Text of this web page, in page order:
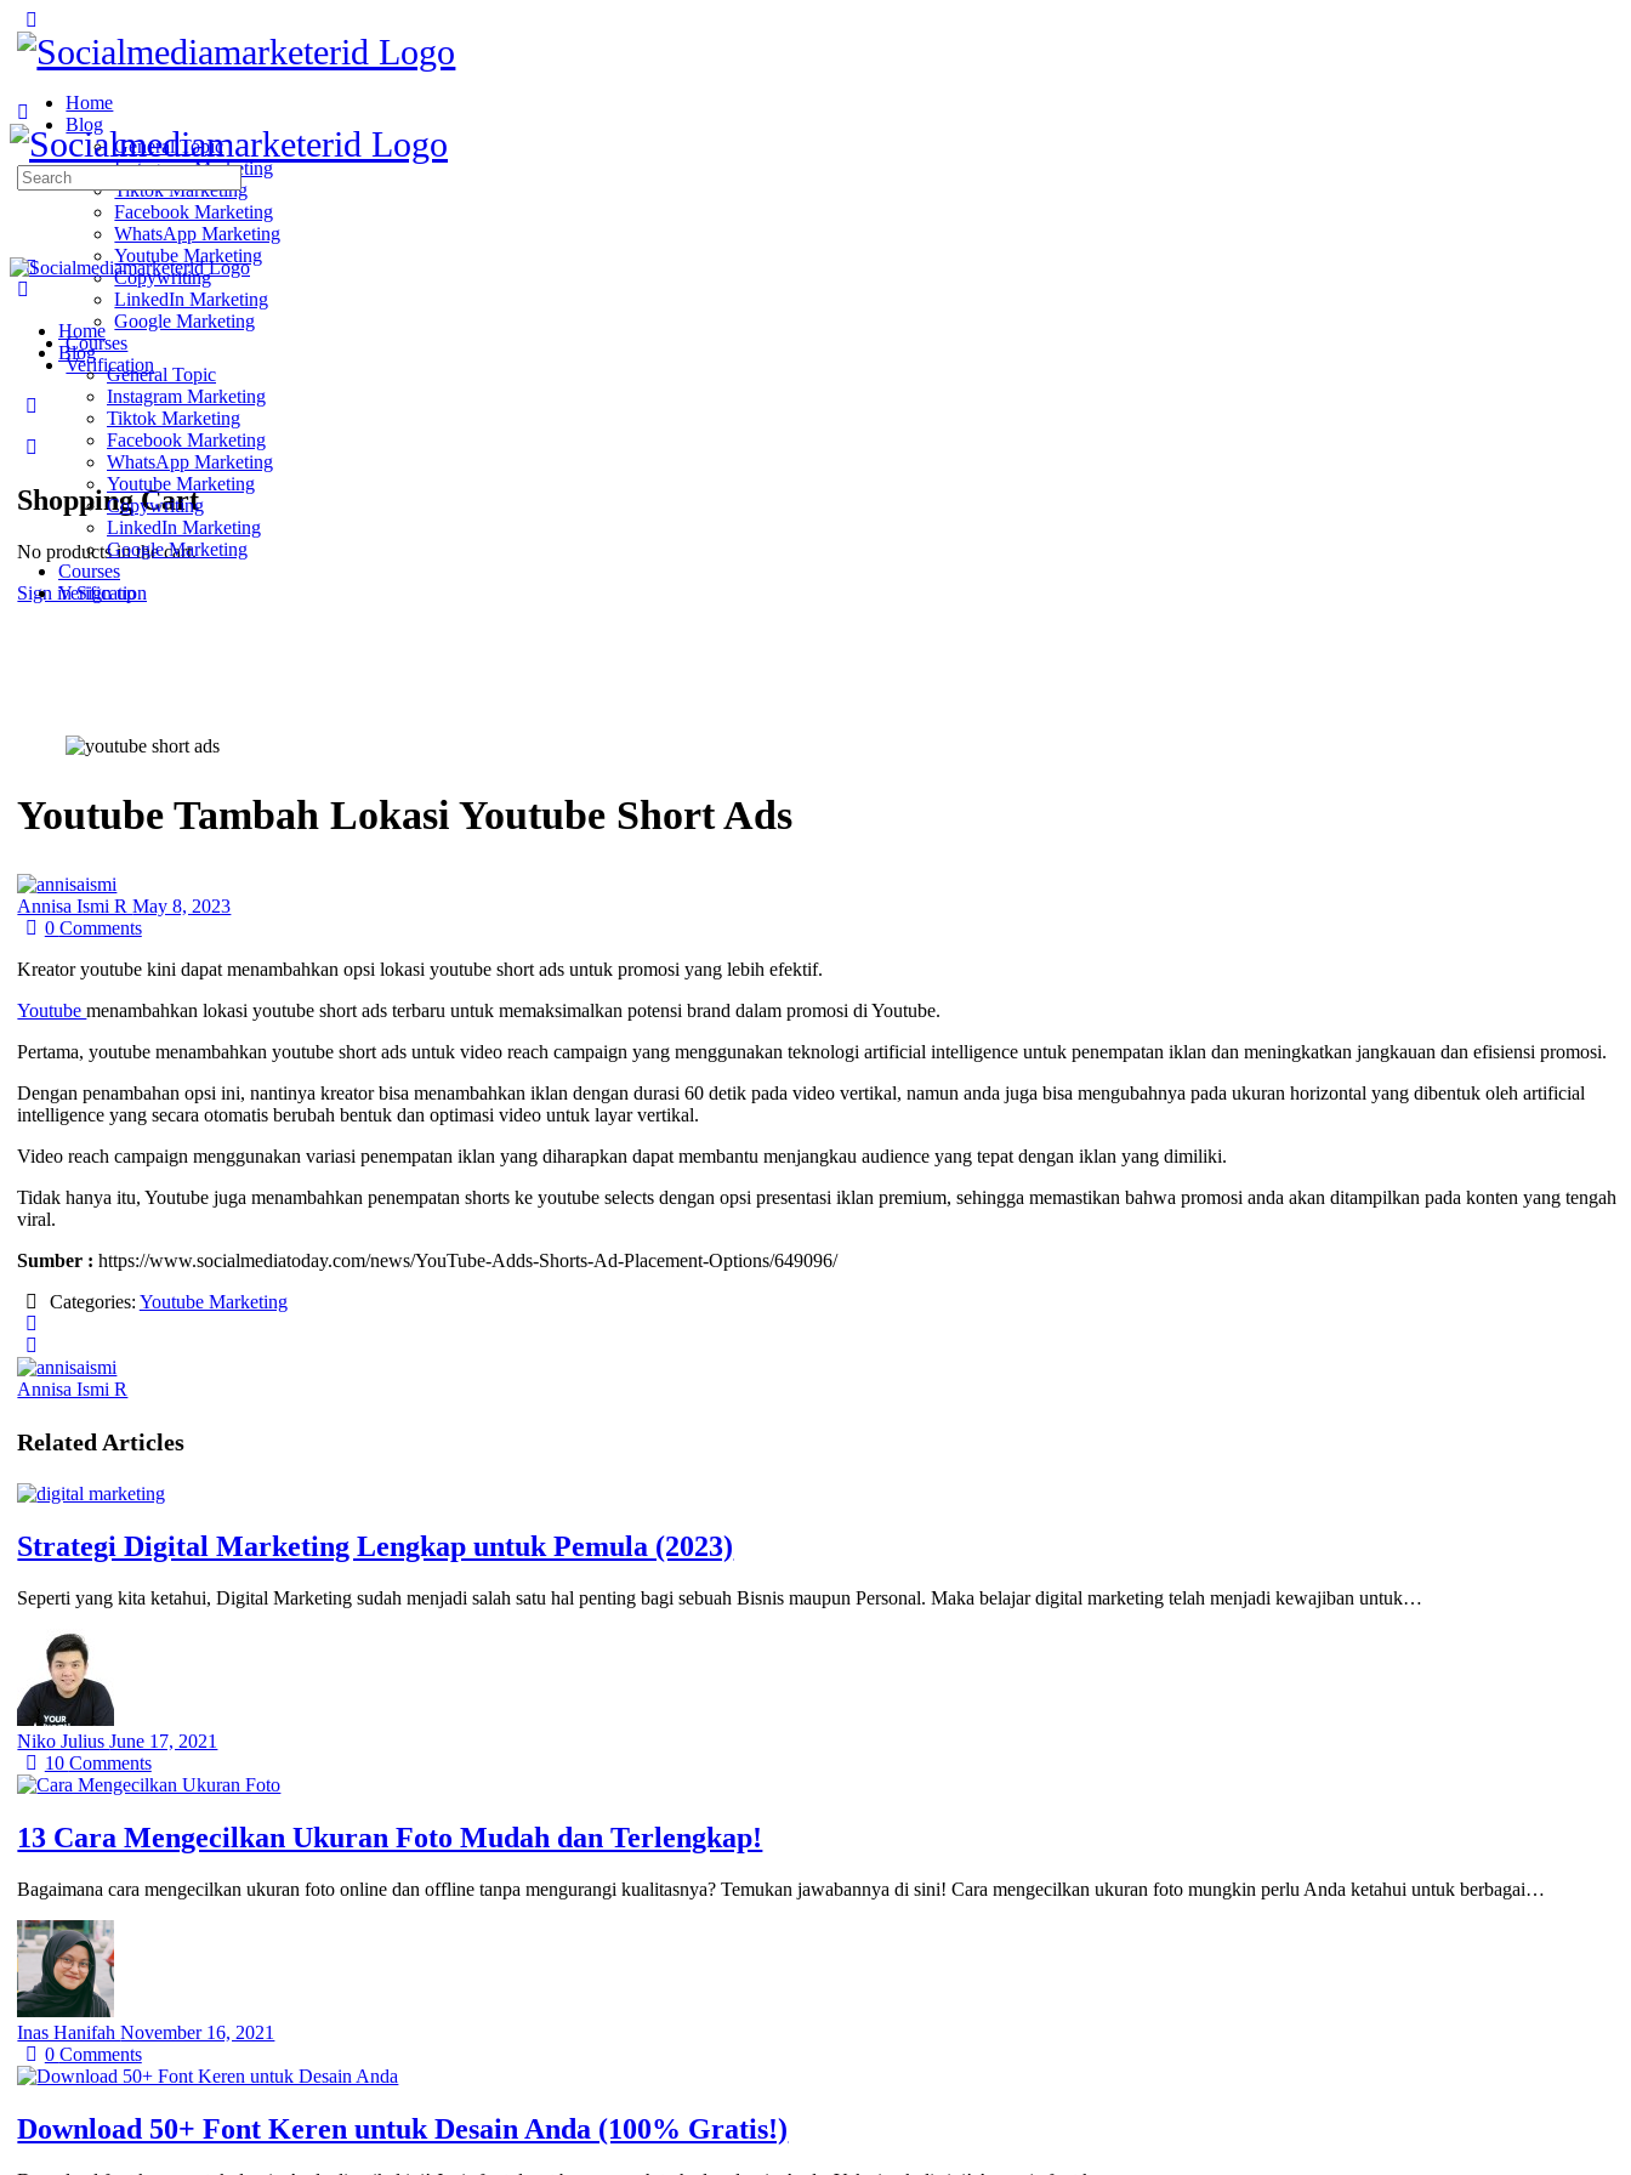
Home
Blog
General Topic
Instagram Marketing
Tiktok Marketing
Facebook Marketing
WhatsApp Marketing
Youtube Marketing
Copywriting
LinkedIn Marketing
Google Marketing
Courses
Verification
Shopping Cart
No products in the cart.
Sign in Sign up
Search
for:
Home
Blog
General Topic
Instagram Marketing
Tiktok Marketing
Facebook Marketing
WhatsApp Marketing
Youtube Marketing
Copywriting
LinkedIn Marketing
Google Marketing
Courses
Verification
Youtube Tambah Lokasi Youtube Short Ads
Annisa Ismi RMay 8, 2023
0 Comments
Kreator youtube kini dapat menambahkan opsi lokasi youtube short ads untuk promosi yang lebih efektif.
Youtubemenambahkan lokasi youtube short ads terbaru untuk memaksimalkan potensi brand dalam promosi di Youtube.
Pertama, youtube menambahkan youtube short ads untuk video reach campaign yang menggunakan teknologi artificial intelligence untuk penempatan iklan dan meningkatkan jangkauan dan efisiensi promosi.
Dengan penambahan opsi ini, nantinya kreator bisa menambahkan iklan dengan durasi 60 detik pada video vertikal, namun anda juga bisa mengubahnya pada ukuran horizontal yang dibentuk oleh artificial
intelligence yang secara otomatis berubah bentuk dan optimasi video untuk layar vertikal.
Video reach campaign menggunakan variasi penempatan iklan yang diharapkan dapat membantu menjangkau audience yang tepat dengan iklan yang dimiliki.
Tidak hanya itu, Youtube juga menambahkan penempatan shorts ke youtube selects dengan opsi presentasi iklan premium, sehingga memastikan bahwa promosi anda akan ditampilkan pada konten yang tengah
viral.
Sumber :https://www.socialmediatoday.com/news/YouTube-Adds-Shorts-Ad-Placement-Options/649096/
Categories: Youtube Marketing
Annisa Ismi R
Related Articles
Strategi Digital Marketing Lengkap untuk Pemula (2023)
Seperti yang kita ketahui, Digital Marketing sudah menjadi salah satu hal penting bagi sebuah Bisnis maupun Personal. Maka belajar digital marketing telah menjadi kewajiban untuk…
Niko JuliusJune 17, 2021
10 Comments
13 Cara Mengecilkan Ukuran Foto Mudah dan Terlengkap!
Bagaimana cara mengecilkan ukuran foto online dan offline tanpa mengurangi kualitasnya? Temukan jawabannya di sini! Cara mengecilkan ukuran foto mungkin perlu Anda ketahui untuk berbagai…
Inas HanifahNovember 16, 2021
0 Comments
Download 50+ Font Keren untuk Desain Anda (100% Gratis!)